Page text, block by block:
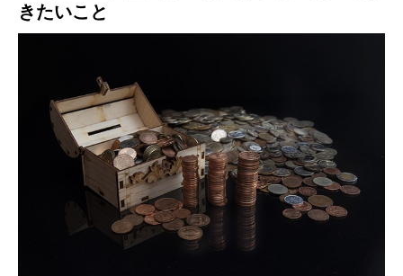
きたいこと